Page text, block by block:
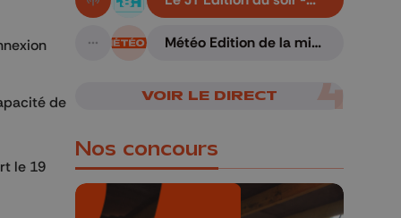
de
le 19
En live!
A suivre
Météo Edition de la mi-
VOIR LE DIRECT
Nos concours